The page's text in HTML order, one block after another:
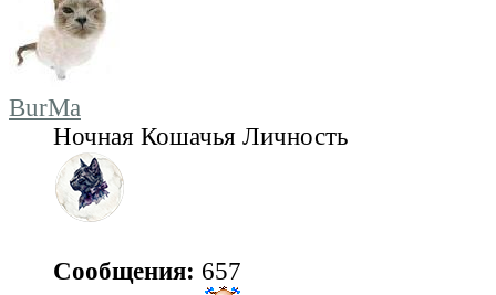
BurMa
Ночная Кошачья Личность
Сообщения: 657